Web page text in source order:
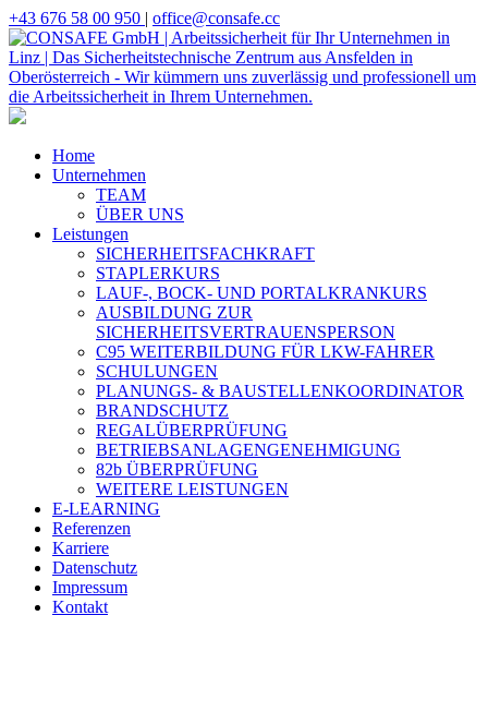
+43 676 58 00 950 | office@consafe.cc
Home
Unternehmen
TEAM
ÜBER UNS
Leistungen
SICHERHEITSFACHKRAFT
STAPLERKURS
LAUF-, BOCK- UND PORTALKRANKURS
AUSBILDUNG ZUR
SICHERHEITSVERTRAUENSPERSON
C95 WEITERBILDUNG FÜR LKW-FAHRER
SCHULUNGEN
PLANUNGS- & BAUSTELLENKOORDINATOR
BRANDSCHUTZ
REGALÜBERPRÜFUNG
BETRIEBSANLAGENGENEHMIGUNG
82b ÜBERPRÜFUNG
WEITERE LEISTUNGEN
E-LEARNING
Referenzen
Karriere
Datenschutz
Impressum
Kontakt